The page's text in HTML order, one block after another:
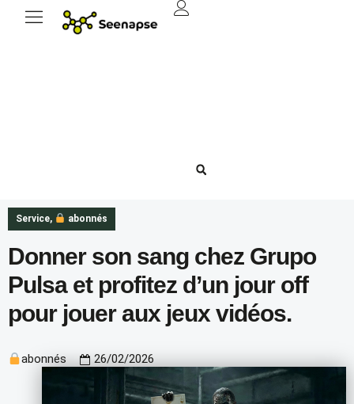
Service, abonnés
Donner son sang chez Grupo
Pulsa et profitez d’un jour off
pour jouer aux jeux vidéos.
abonnés 26/02/2026